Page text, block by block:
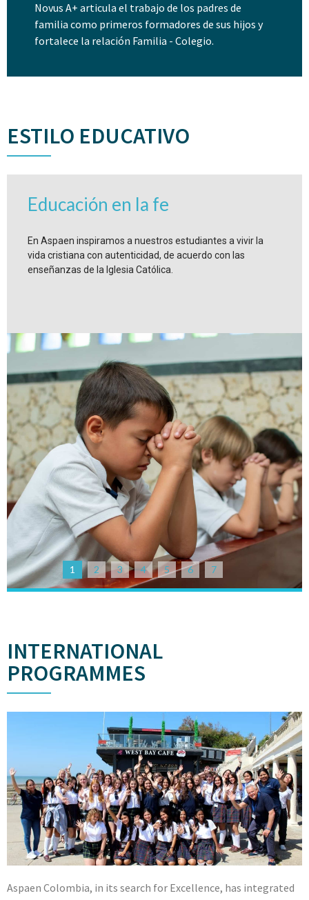
Novus A+ articula el trabajo de los padres de
familia como primeros formadores de sus hijos y
fortalece la relación Familia - Colegio.
ESTILO EDUCATIVO
Educación en la fe
En Aspaen inspiramos a nuestros estudiantes a vivir la
vida cristiana con autenticidad, de acuerdo con las
enseñanzas de la Iglesia Católica.
1 2 3 4 5 6 7
INTERNATIONAL
PROGRAMMES
Aspaen Colombia, in its search for Excellence, has integrated